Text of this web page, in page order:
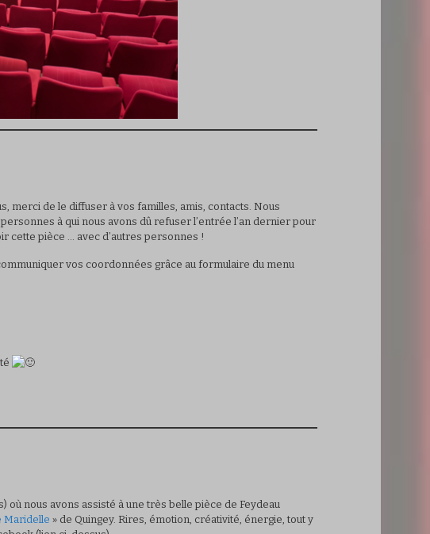
merci de le diffuser à vos familles, amis, contacts. Nous
à qui nous avons dû refuser l’entrée l’an dernier pour
cette pièce … avec d’autres personnes !
vos coordonnées grâce au formulaire du menu
où nous avons assisté à une très belle pièce de Feydeau
Maridelle » de Quingey. Rires, émotion, créativité, énergie, tout y